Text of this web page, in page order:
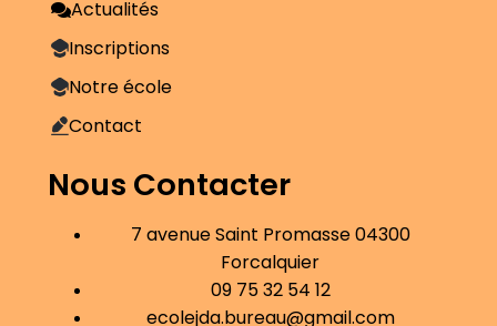
Actualités
Inscriptions
Notre école
Contact
Nous Contacter
7 avenue Saint Promasse 04300
Forcalquier
09 75 32 54 12
ecolejda.bureau@gmail.com